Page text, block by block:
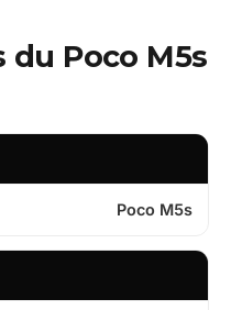
du Poco M5s
Poco M5s